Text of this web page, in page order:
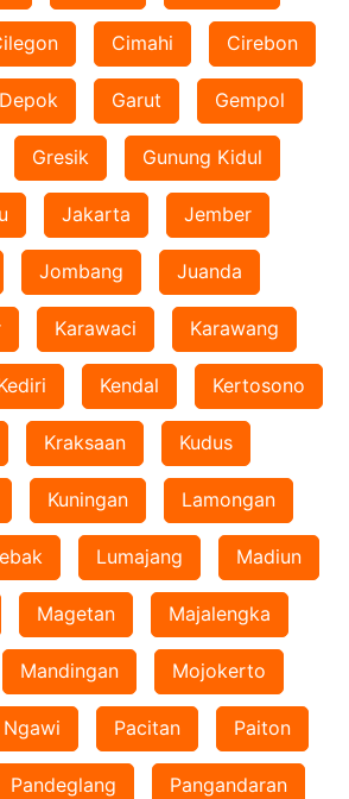
Cimahi Cirebon
Depok Garut Gempol
Gresik Gunung Kidul
Jakarta Jember
Jombang Juanda
Karawaci Karawang
Kendal Kertosono
Kraksaan Kudus
Kuningan Lamongan
Lumajang Madiun
Magetan Majalengka
Mandingan Mojokerto
Ngawi Pacitan Paiton
Pandeglang Pangandaran